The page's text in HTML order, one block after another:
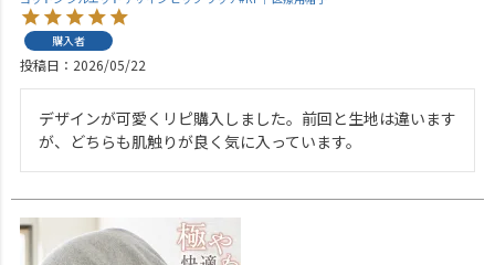
購入者
投稿日 2026/05/22
デザインが可愛くリピ購入しました。前回と生地は違います
が、どちらも肌触りが良く気に入っています。